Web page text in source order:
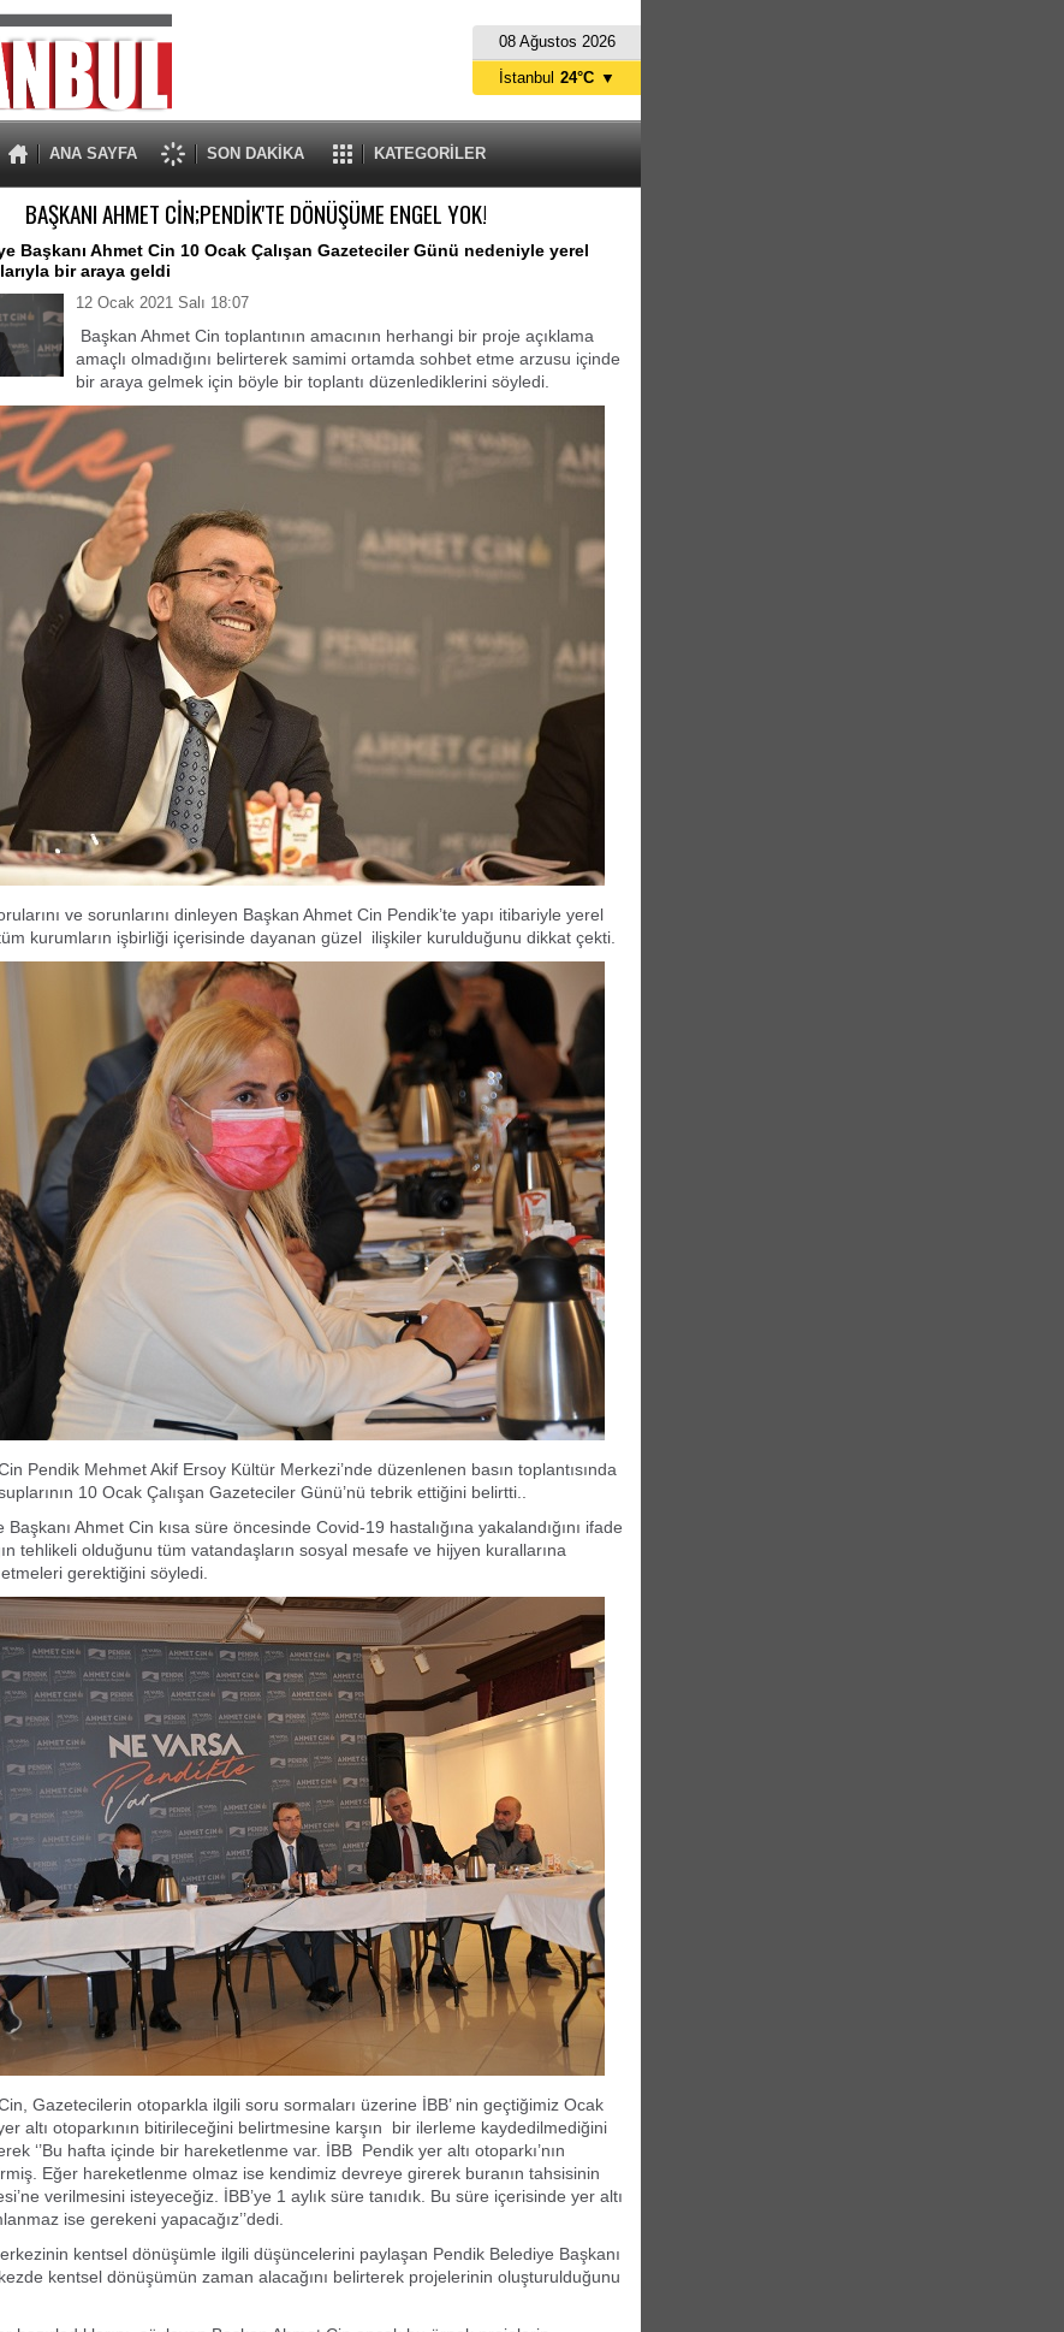
08 Ağustos 2026
ANA SAYFA SON DAKİKA KATEGORİLER
İstanbul 24°C ▼
BAŞKANI AHMET CİN;PENDİK'TE DÖNÜŞÜME ENGEL YOK!
Başkanı Ahmet Cin 10 Ocak Çalışan Gazeteciler Günü nedeniyle yerel
bir araya geldi
12 Ocak 2021 Salı 18:07
Başkan Ahmet Cin toplantının amacının herhangi bir proje açıklama
amaçlı olmadığını belirterek samimi ortamda sohbet etme arzusu içinde
bir araya gelmek için böyle bir toplantı düzenlediklerini söyledi.
ve sorunlarını dinleyen Başkan Ahmet Cin Pendik’te yapı itibariyle yerel
kurumların işbirliği içerisinde dayanan güzel ilişkiler kurulduğunu dikkat çekti.
Pendik Mehmet Akif Ersoy Kültür Merkezi’nde düzenlenen basın toplantısında
10 Ocak Çalışan Gazeteciler Günü’nü tebrik ettiğini belirtti..
Başkanı Ahmet Cin kısa süre öncesinde Covid-19 hastalığına yakalandığını ifade
tehlikeli olduğunu tüm vatandaşların sosyal mesafe ve hijyen kurallarına
gerektiğini söyledi.
Gazetecilerin otoparkla ilgili soru sormaları üzerine İBB’ nin geçtiğimiz Ocak
altı otoparkının bitirileceğini belirtmesine karşın bir ilerleme kaydedilmediğini
‘’Bu hafta içinde bir hareketlenme var. İBB Pendik yer altı otoparkı’nın
Eğer hareketlenme olmaz ise kendimiz devreye girerek buranın tahsisinin
verilmesini isteyeceğiz. İBB’ye 1 aylık süre tanıdık. Bu süre içerisinde yer altı
ise gerekeni yapacağız’’dedi.
kentsel dönüşümle ilgili düşüncelerini paylaşan Pendik Belediye Başkanı
kentsel dönüşümün zaman alacağını belirterek projelerinin oluşturulduğunu